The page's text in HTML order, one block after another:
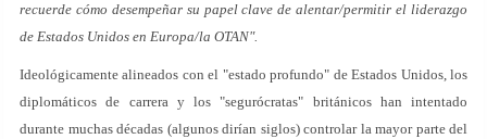
recuerde cómo desempeñar su papel clave de alentar/permitir el liderazgo
de Estados Unidos en Europa/la OTAN".
Ideológicamente alineados con el "estado profundo" de Estados Unidos, los
diplomáticos de carrera y los "segurócratas" británicos han intentado
durante muchas décadas (algunos dirían siglos) controlar la mayor parte del